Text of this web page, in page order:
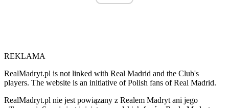
REKLAMA
RealMadryt.pl is not linked with Real Madrid and the Club's
players. The website is an initiative of Polish fans of Real Madrid.
RealMadryt.pl nie jest powiązany z Realem Madryt ani jego